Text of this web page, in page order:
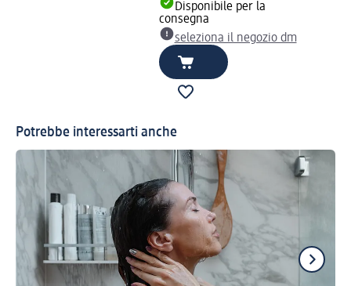
Disponibile per la
consegna
seleziona il negozio dm
Potrebbe interessarti anche